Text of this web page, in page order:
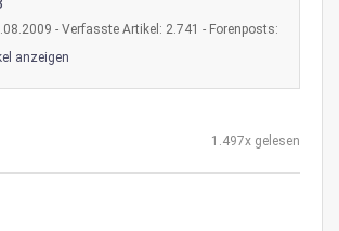
- Verfasste Artikel: 2.741 - Forenposts:
anzeigen
1.497x gelesen